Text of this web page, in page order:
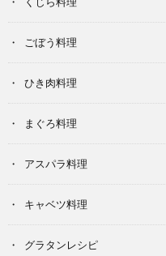
ごぼう料理
ひき肉料理
まぐろ料理
アスパラ料理
キャベツ料理
グラタンレシピ